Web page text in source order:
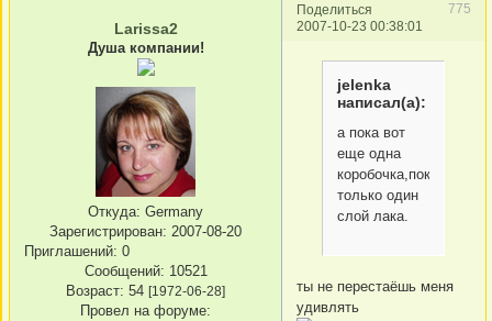
Поделиться
775
2007-10-23 00:38:01
Larissa2
Душа компании!
Откуда: Germany
Зарегистрирован: 2007-08-20
Приглашений: 0
Сообщений: 10521
Возраст: 54 [1972-06-28]
Провел на форуме:
jelenka
написал(а):
а пока вот
еще одна
коробочка,пока
только один
слой лака.
ты не перестаёшь меня
удивлять